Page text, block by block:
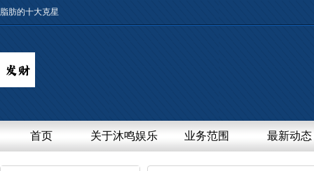
脂肪的十大克星
首页 关于沐鸣娱乐 业务范围 最新动态